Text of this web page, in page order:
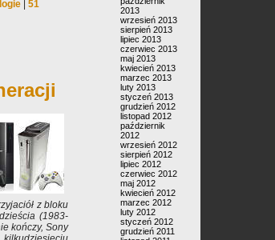
51
z bloku
(1983-
kończy, Sony
2013
wrzesień 2013
sierpień 2013
lipiec 2013
czerwiec 2013
maj 2013
kwiecień 2013
marzec 2013
luty 2013
styczeń 2013
grudzień 2012
listopad 2012
październik
2012
wrzesień 2012
sierpień 2012
lipiec 2012
czerwiec 2012
maj 2012
kwiecień 2012
marzec 2012
luty 2012
styczeń 2012
grudzień 2011